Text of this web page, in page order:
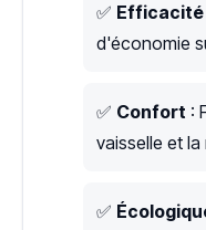
✅
d'économie
✅ Confort :
vaisselle et
✅